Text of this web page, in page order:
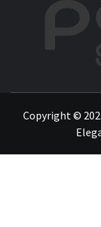
Copyright ©